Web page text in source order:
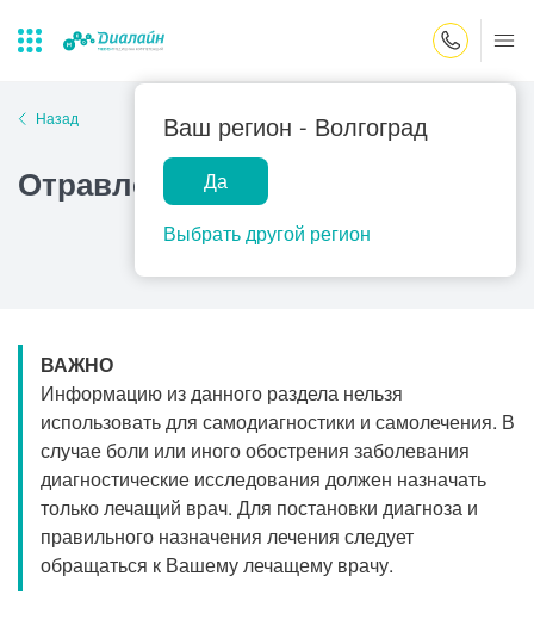
Ваш регион - Волгоград
Да
Выбрать другой регион
Лаборатории
Центр помощи
на дому
Закрыть поиск
Популярные запросы
Прием гинеколога
Прием гастроэнтеролога
Прием офтальмолога
Прием уролога
Прием хирурга
Прием кардиолога
Назад
Отравление цианидами
ВАЖНО
Информацию из данного раздела нельзя
использовать для самодиагностики и самолечения. В
случае боли или иного обострения заболевания
диагностические исследования должен назначать
только лечащий врач. Для постановки диагноза и
правильного назначения лечения следует
обращаться к Вашему лечащему врачу.